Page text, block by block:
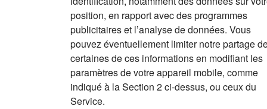
position, en rapport avec des programmes
publicitaires et l’analyse de données. Vous
pouvez éventuellement limiter notre partage
certaines de ces informations en modifiant les
paramètres de votre appareil mobile, comme
indiqué à la Section 2 ci-dessus, ou ceux du
Service.